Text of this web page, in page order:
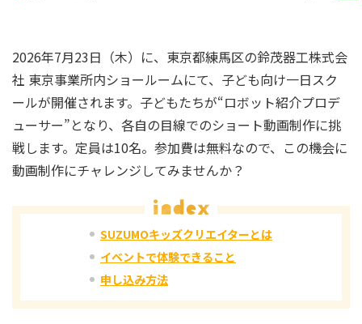
2026年7月23日（木）に、東京都練馬区の鈴茂器工株式会
社 東京事業所内ショールームにて、子ども向け一日スク
ールが開催されます。子どもたちが“ロボット紹介プロデ
ューサー”となり、各自の目線でのショート動画制作に挑
戦します。定員は10名。参加費は無料なので、この機会に
動画制作にチャレンジしてみませんか？
SUZUMOキッズクリエイターとは
イベントで体験できること
申し込み方法